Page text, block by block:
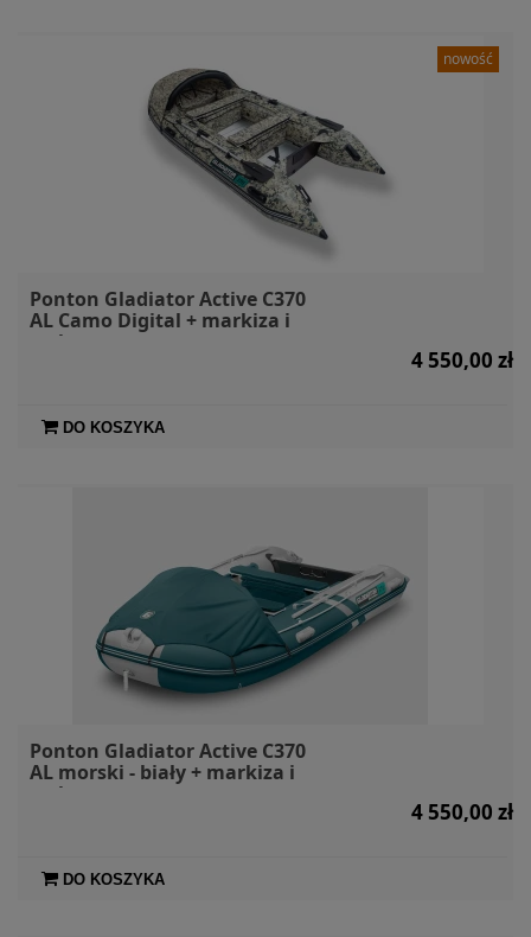
Ponton Gladiator Active C370
AL Camo Digital + markiza i
torby
4 550,00 zł
DO KOSZYKA
nowość
Ponton Gladiator Active C370
AL morski - biały + markiza i
torby
4 550,00 zł
DO KOSZYKA